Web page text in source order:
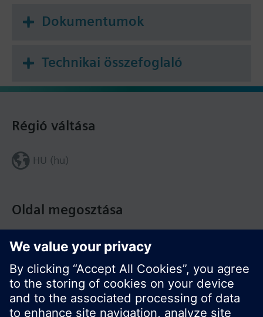
Dokumentumok
Technikai összefoglaló
Oldal megosztása
Régió váltása
HU (hu)